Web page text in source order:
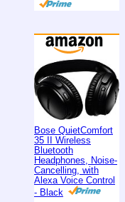
Bose QuietComfort
35 II Wireless
Bluetooth
Headphones, Noise-
Cancelling, with
Alexa Voice Control
- Black